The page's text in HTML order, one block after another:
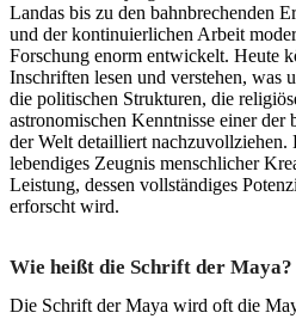
Landas bis zu den bahnbrechenden
und der kontinuierlichen Arbeit
Forschung enorm entwickelt. Heute
Inschriften lesen und verstehen, was
die politischen Strukturen, die
astronomischen Kenntnisse einer der
der Welt detailliert nachzuvollziehen.
lebendiges Zeugnis menschlicher
Leistung, dessen vollständiges
erforscht wird.
Wie heißt die Schrift der Maya?
Die Schrift der Maya wird oft die